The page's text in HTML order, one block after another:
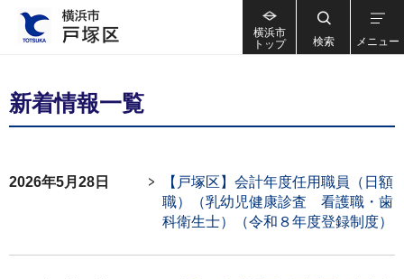
横浜市
トップ
検索 メニュー
新着情報一覧
2026年5月28日
【戸塚区】会計年度任用職員（日額
職）（乳幼児健康診査 看護職・歯
科衛生士）（令和８年度登録制度）